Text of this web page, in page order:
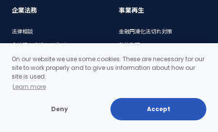
企業法務
法律相談
会社設立手続きサポート
商標登録サポート
プライバシーマーク（Pマーク）導入支
種類株式発行手続サポート
事業再生
金融円滑化法切れ対策
私的整理
民事再生手続
倒産
破産手続
On our website we use some cookies. These are necessary for our
site to work properly and to give us information about how our
site is used.
Learn more
Deny Accept